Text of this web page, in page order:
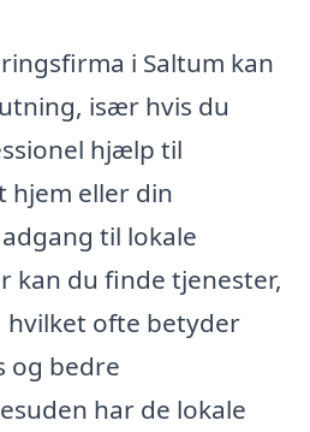
i Saltum kan
især hvis du
hjælp til
hjem eller din
til lokale
kan du finde tjenester,
ofte betyder
og bedre
har de lokale